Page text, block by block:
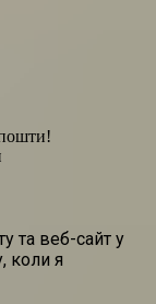
та веб-сайт у
коли я